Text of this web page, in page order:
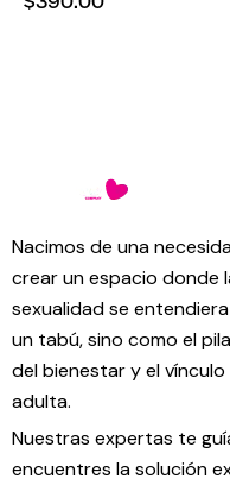
Nacimos de una
crear un espacio donde
sexualidad se
un tabú, sino como el
del bienestar y el vínculo
adulta.
Nuestras expertas te
encuentres la solución